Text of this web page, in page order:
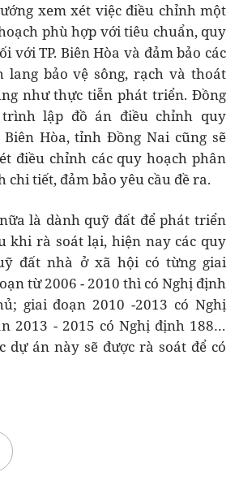
xem xét việc điều chỉnh một
phù hợp với tiêu chuẩn, quy
với TP. Biên Hòa và đảm bảo các
lang bảo vệ sông, rạch và thoát
như thực tiễn phát triển. Đồng
lập đồ án điều chỉnh quy
Biên Hòa, tỉnh Đồng Nai cũng sẽ
điều chỉnh các quy hoạch phân
chi tiết, đảm bảo yêu cầu đề ra.
là dành quỹ đất để phát triển
khi rà soát lại, hiện nay các quy
đất nhà ở xã hội có từng giai
từ 2006 - 2010 thì có Nghị định
giai đoạn 2010 -2013 có Nghị
2013 - 2015 có Nghị định 188…
dự án này sẽ được rà soát để có